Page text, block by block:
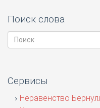
Поиск слова
Сервисы
Неравенство